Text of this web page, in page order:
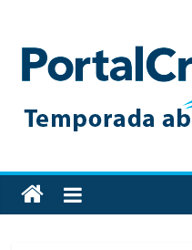
content
Toda
la